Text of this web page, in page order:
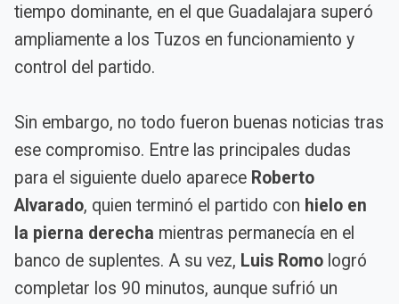
tiempo dominante, en el que Guadalajara superó
ampliamente a los Tuzos en funcionamiento y
control del partido.
Sin embargo, no todo fueron buenas noticias tras
ese compromiso. Entre las principales dudas
para el siguiente duelo aparece Roberto
Alvarado, quien terminó el partido con hielo en
la pierna derecha mientras permanecía en el
banco de suplentes. A su vez, Luis Romo logró
completar los 90 minutos, aunque sufrió un